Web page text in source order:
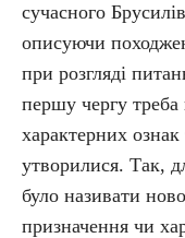
сучасного
описуючи
при розгляді
першу чергу треба
характерних ознак
утворилися. Так,
було називати
призначення чи